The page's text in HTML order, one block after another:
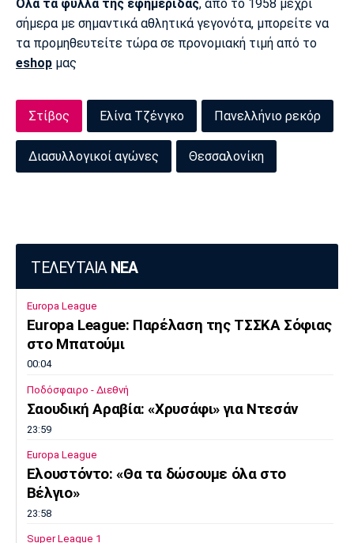
Πόρτο Μπενφίκα
Όλα τα φύλλα της εφημερίδας, από το 1958 μέχρι
σήμερα με σημαντικά αθλητικά γεγονότα, μπορείτε να
τα προμηθευτείτε τώρα σε προνομιακή τιμή από το
eshop μας
Στίβος Ελίνα Τζένγκο Πανελλήνιο ρεκόρ
Διασυλλογικοί αγώνες Θεσσαλονίκη
ΤΕΛΕΥΤΑΙΑ ΝΕΑ
Europa League
Europa League: Παρέλαση της ΤΣΣΚΑ Σόφιας
στο Μπατούμι
00:04
Ποδόσφαιρο - Διεθνή
Σαουδική Αραβία: «Χρυσάφι» για Ντεσάν
23:59
Europa League
Ελουστόντο: «Θα τα δώσουμε όλα στο
Βέλγιο»
23:58
Super League 1